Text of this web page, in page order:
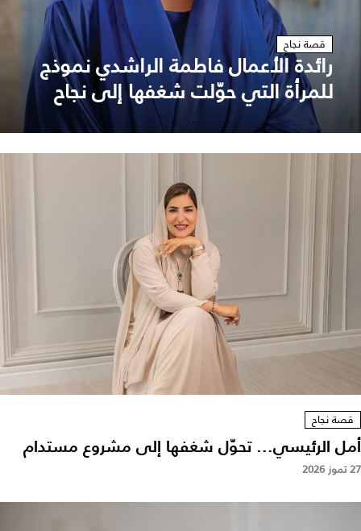
قصة نجاح
رائدة الأعمال فاطمة الراشدي نموذج
للمرأة التي حوّلت شغفها إلى نجاح
قصة نجاح
أمل الرئيسي... تحوّل شغفها إلى مشروع مستدام
27 تموز 2026